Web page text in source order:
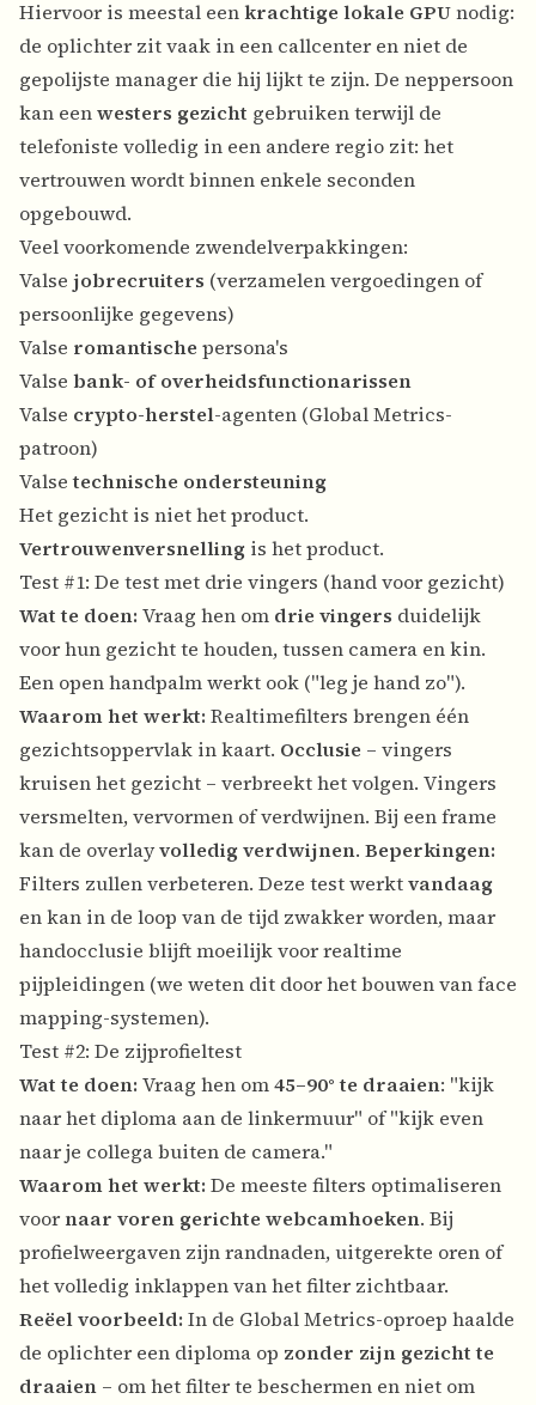
Hiervoor is meestal eenkrachtige lokale GPUnodig:
de oplichter zit vaak in een callcenter en niet de
gepolijste manager die hij lijkt te zijn. De neppersoon
kan eenwesters gezicht gebruiken terwijl de
telefoniste volledig in een andere regio zit: het
vertrouwen wordt binnen enkele seconden
opgebouwd.
Veel voorkomende zwendelverpakkingen:
Valse jobrecruiters (verzamelen vergoedingen of
persoonlijke gegevens)
Valse romantische persona's
Valse bank- of overheidsfunctionarissen
Valse crypto-herstel-agenten (Global Metrics-
patroon)
Valsetechnische ondersteuning
Het gezicht is niet het product.
Vertrouwenversnelling is het product.
Test #1: De test met drie vingers (hand voor gezicht)
Wat te doen: Vraag hen om drie vingers duidelijk
voor hun gezicht te houden, tussen camera en kin.
Een open handpalm werkt ook ("leg je hand zo").
Waarom het werkt: Realtimefilters brengen één
gezichtsoppervlak in kaart. Occlusie – vingers
kruisen het gezicht – verbreekt het volgen. Vingers
versmelten, vervormen of verdwijnen. Bij een frame
kan de overlayvolledig verdwijnen. Beperkingen:
Filters zullen verbeteren. Deze test werktvandaag
en kan in de loop van de tijd zwakker worden, maar
handocclusie blijft moeilijk voor realtime
pijpleidingen (we weten dit door het bouwen van face
mapping-systemen).
Test #2: De zijprofieltest
Wat te doen: Vraag hen om45–90° te draaien: "kijk
naar het diploma aan de linkermuur" of "kijk even
naar je collega buiten de camera."
Waarom het werkt: De meeste filters optimaliseren
voor naar voren gerichte webcamhoeken. Bij
profielweergaven zijn randnaden, uitgerekte oren of
het volledig inklappen van het filter zichtbaar.
Reëel voorbeeld: In de Global Metrics-oproep haalde
de oplichter een diploma op zonder zijn gezicht te
draaien – om het filter te beschermen en niet om